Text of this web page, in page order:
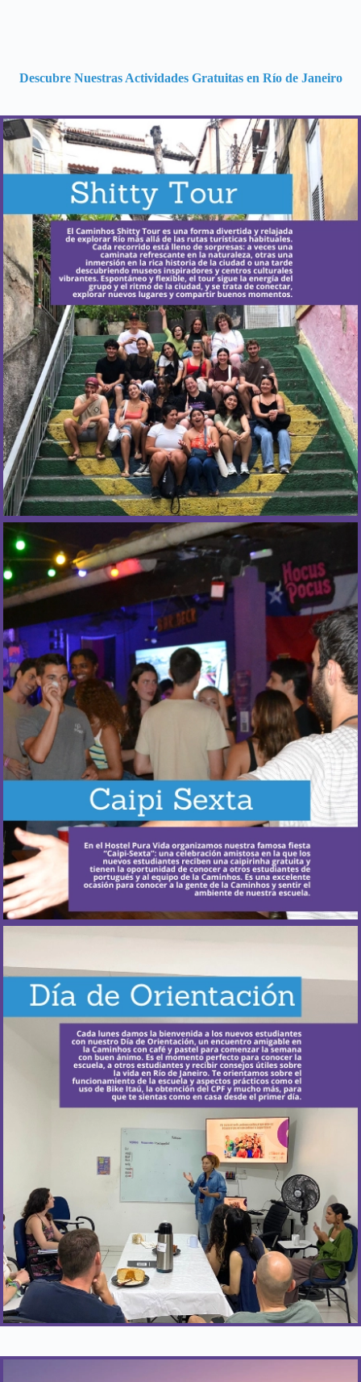
Descubre Nuestras Actividades Gratuitas en Río de Janeiro
¿Cuándo ocurre?
Todos los martes y viernes.
Más Información
¿Cuándo ocurre?
Cada dos meses, los viernes.
Más Información
¿Cuándo ocurre?
Todos los lunes.
Más Información